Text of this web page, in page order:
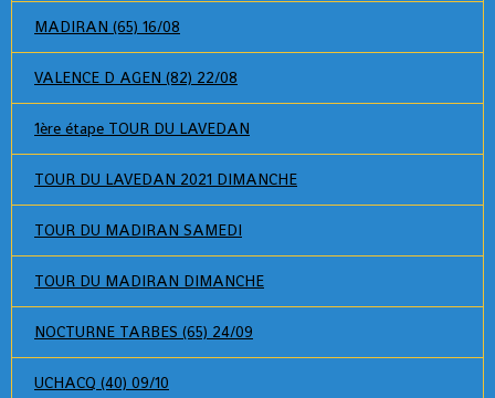
MADIRAN (65) 16/08
VALENCE D AGEN (82) 22/08
1ère étape TOUR DU LAVEDAN
TOUR DU LAVEDAN 2021 DIMANCHE
TOUR DU MADIRAN SAMEDI
TOUR DU MADIRAN DIMANCHE
NOCTURNE TARBES (65) 24/09
UCHACQ (40) 09/10